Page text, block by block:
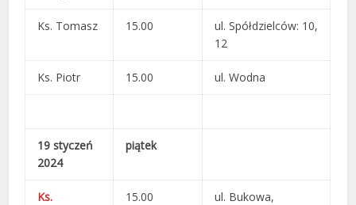
Ks. Tomasz 15.00
ul. Spółdzielców: 10,
12
Ks. Piotr 15.00 ul. Wodna
19 styczeń
2024
piątek
Ks.
15.00
ul. Bukowa,